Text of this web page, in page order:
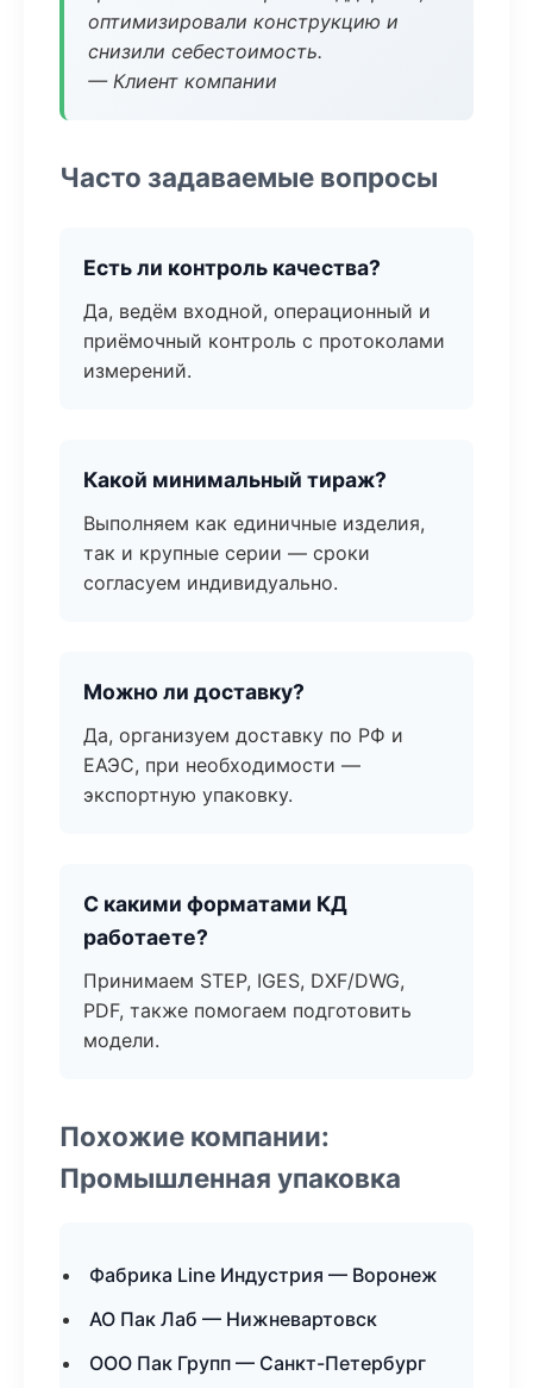
оптимизировали конструкцию и
снизили себестоимость.
— Клиент компании
Часто задаваемые вопросы
Есть ли контроль качества?
Да, ведём входной, операционный и
приёмочный контроль с протоколами
измерений.
Какой минимальный тираж?
Выполняем как единичные изделия,
так и крупные серии — сроки
согласуем индивидуально.
Можно ли доставку?
Да, организуем доставку по РФ и
ЕАЭС, при необходимости —
экспортную упаковку.
С какими форматами КД
работаете?
Принимаем STEP, IGES, DXF/DWG,
PDF, также помогаем подготовить
модели.
Похожие компании:
Промышленная упаковка
Фабрика Line Индустрия — Воронеж
АО Пак Лаб — Нижневартовск
ООО Пак Групп — Санкт-Петербург